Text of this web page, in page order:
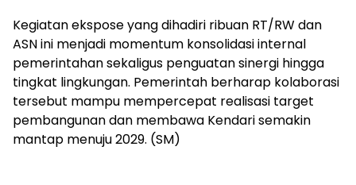
Kegiatan ekspose yang dihadiri ribuan RT/RW dan
ASN ini menjadi momentum konsolidasi internal
pemerintahan sekaligus penguatan sinergi hingga
tingkat lingkungan. Pemerintah berharap kolaborasi
tersebut mampu mempercepat realisasi target
pembangunan dan membawa Kendari semakin
mantap menuju 2029. (SM)